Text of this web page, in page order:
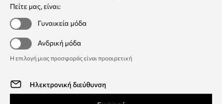
Πείτε μας, είναι:
Γυναικεία μόδα
Ανδρική μόδα
Η επιλογή μιας προσφοράς είναι προαιρετική